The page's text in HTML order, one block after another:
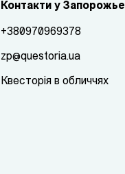
Контакти у Запорожье
+380970969378
zp@questoria.ua
Квесторія в обличчях